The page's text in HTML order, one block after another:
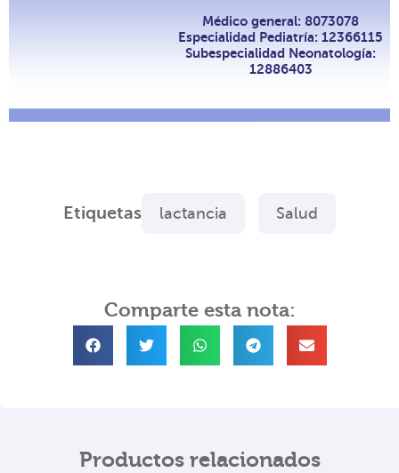
Médico general: 8073078
Especialidad Pediatría: 12366115
Subespecialidad Neonatología:
12886403
Etiquetas lactancia Salud
Comparte esta nota:
Productos relacionados